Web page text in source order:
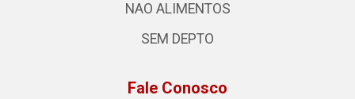
NAO ALIMENTOS
SEM DEPTO
Fale Conosco